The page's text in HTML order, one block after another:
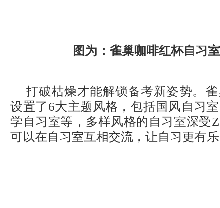
图为：雀巢咖啡红杯自习
打破枯燥才能解锁备考新姿势。
设置了6大主题风格，包括国风自习
学自习室等，多样风格的自习室深受
可以在自习室互相交流，让自习更有